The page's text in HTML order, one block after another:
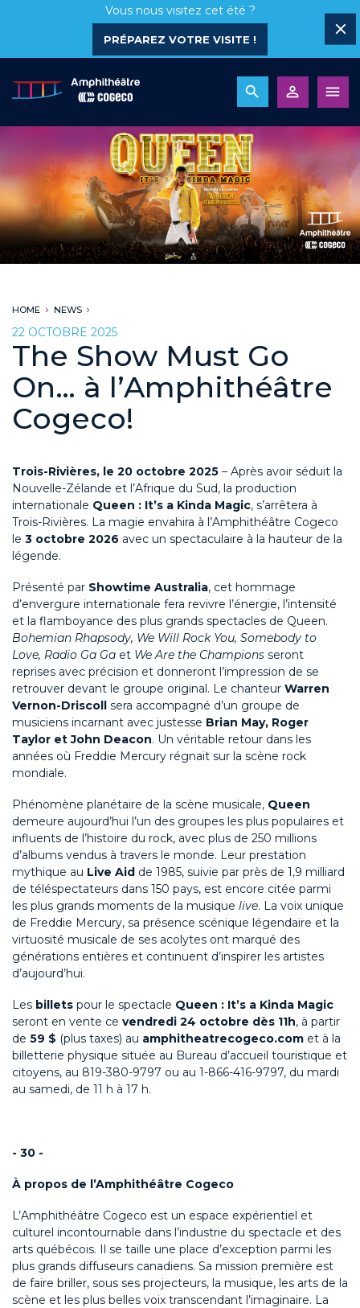
Vous nous visitez cet été ?
PRÉPAREZ VOTRE VISITE !
HOME NEWS
22 OCTOBRE 2025
The Show Must Go
On… à l’Amphithéâtre
Cogeco!
Trois-Rivières, le 20 octobre 2025 – Après avoir séduit la
Nouvelle-Zélande et l’Afrique du Sud, la production
internationale Queen : It’s a Kinda Magic, s’arrêtera à
Trois-Rivières. La magie envahira à l’Amphithéâtre Cogeco
le 3 octobre 2026 avec un spectaculaire à la hauteur de la
légende.
Présenté par Showtime Australia, cet hommage
d’envergure internationale fera revivre l’énergie, l’intensité
et la flamboyance des plus grands spectacles de Queen.
Bohemian Rhapsody, We Will Rock You, Somebody to
Love, Radio Ga Ga et We Are the Champions seront
reprises avec précision et donneront l’impression de se
retrouver devant le groupe original. Le chanteur Warren
Vernon-Driscoll sera accompagné d’un groupe de
musiciens incarnant avec justesse Brian May, Roger
Taylor et John Deacon. Un véritable retour dans les
années où Freddie Mercury régnait sur la scène rock
mondiale.
Phénomène planétaire de la scène musicale, Queen
demeure aujourd’hui l’un des groupes les plus populaires et
influents de l’histoire du rock, avec plus de 250 millions
d’albums vendus à travers le monde. Leur prestation
mythique au Live Aid de 1985, suivie par près de 1,9 milliard
de téléspectateurs dans 150 pays, est encore citée parmi
les plus grands moments de la musique live. La voix unique
de Freddie Mercury, sa présence scénique légendaire et la
virtuosité musicale de ses acolytes ont marqué des
générations entières et continuent d’inspirer les artistes
d’aujourd’hui.
Les billets pour le spectacle Queen : It’s a Kinda Magic
seront en vente ce vendredi 24 octobre dès 11h, à partir
de 59 $ (plus taxes) au amphitheatrecogeco.com et à la
billetterie physique située au Bureau d’accueil touristique et
citoyens, au 819-380-9797 ou au 1-866-416-9797, du mardi
au samedi, de 11 h à 17 h.
- 30 -
À propos de l’Amphithéâtre Cogeco
L’Amphithéâtre Cogeco est un espace expérientiel et
culturel incontournable dans l’industrie du spectacle et des
arts québécois. Il se taille une place d’exception parmi les
plus grands diffuseurs canadiens. Sa mission première est
de faire briller, sous ses projecteurs, la musique, les arts de la
scène et les plus belles voix transcendant l’imaginaire. La